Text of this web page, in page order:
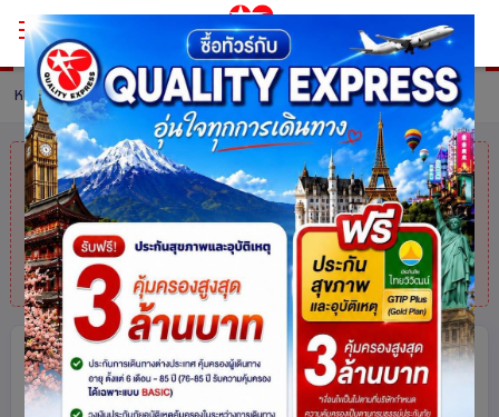
หน้าหลัก ทัวร์ China รายละเอียดทัวร์
คุณมาช้าไปแล้ว สินค้าหมดแล้วค่ะแต่ไม่
ต้องห่วง! สอบถามสินค้าคล้ายกันได้ที่
โทร.025113000
มาเก๊า จูไห่ 2 สวนสนุกชิมลอง Ocean
Kingdom x Spaceship Park 4 วัน 3